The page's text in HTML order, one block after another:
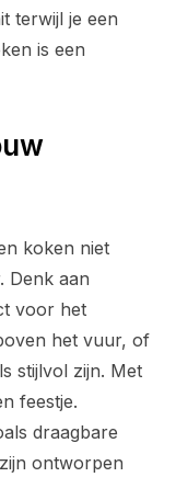
terwijl je een
is een
koken niet
Denk aan
voor het
het vuur, of
stijlvol zijn. Met
feestje.
draagbare
ontworpen